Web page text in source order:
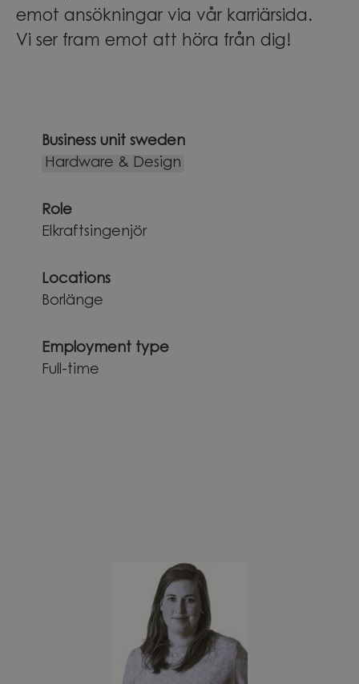
emot ansökningar via vår karriärsida.
Vi ser fram emot att höra från dig!
Business unit sweden
Hardware & Design
Role
Elkraftsingenjör
Locations
Borlänge
Employment type
Full-time